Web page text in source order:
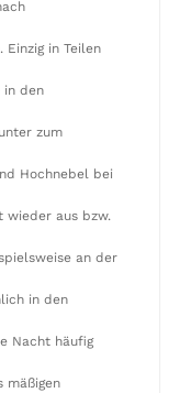
Einzig in Teilen
in den
zum
Hochnebel bei
wieder aus bzw.
an der
in den
Nacht häufig
mäßigen